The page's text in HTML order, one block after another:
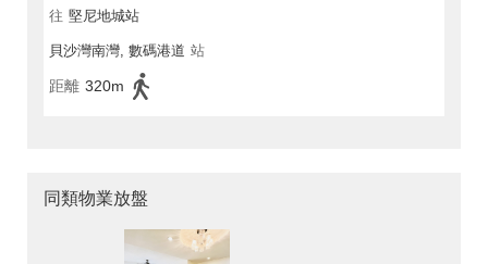
往 堅尼地城站
貝沙灣南灣, 數碼港道 站
距離 320m
同類物業放盤